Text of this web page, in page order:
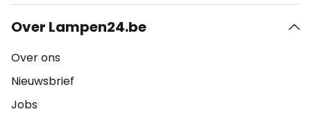
Over Lampen24.be
Over ons
Nieuwsbrief
Jobs